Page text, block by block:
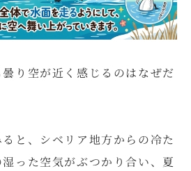
曇り空が近く感じるのはなぜだ
と、シベリア地方からの冷た
った空気がぶつかり合い、夏